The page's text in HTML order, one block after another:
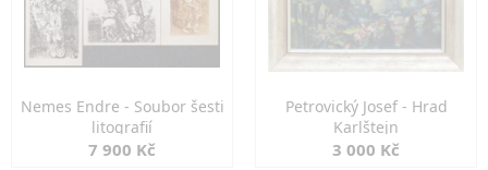
Nemes Endre - Soubor šesti
litografií
7 900 Kč
Petrovický Josef - Hrad
Karlštejn
3 000 Kč